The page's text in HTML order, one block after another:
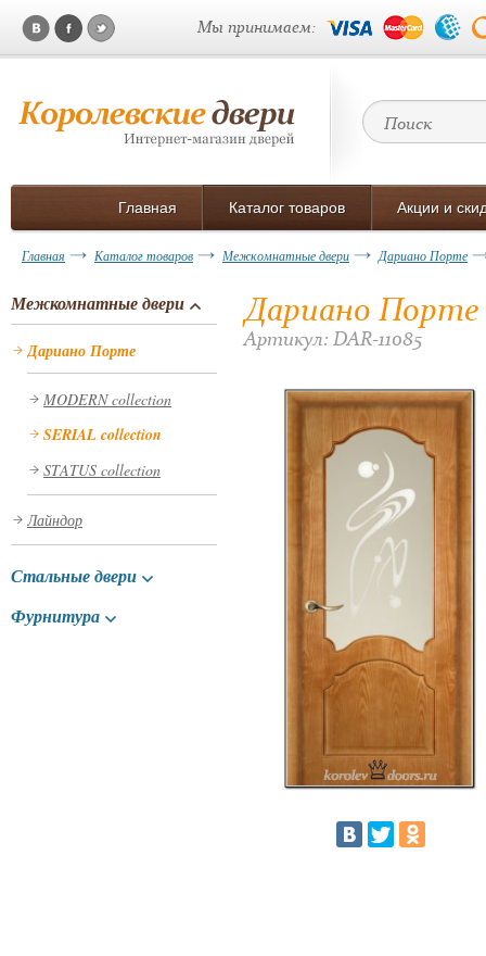
Мы принимаем:
Главная Каталог товаров Акции и
Главная Каталог товаров Межкомнатные двери Дариано Порте
Межкомнатные двери
Дариано Порте
MODERN collection
SERIAL collection
STATUS collection
Лайндор
Стальные двери
Фурнитура
Дариано Порте
Артикул: DAR-11085